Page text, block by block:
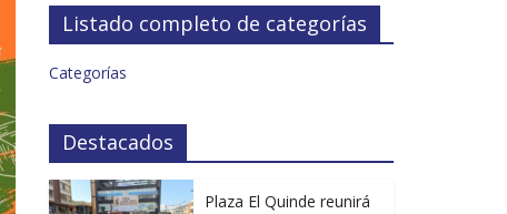
Listado completo de categorías
Categorías
Destacados
Plaza El Quinde reunirá